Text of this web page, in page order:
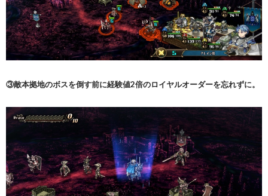
③敵本拠地のボスを倒す前に経験値2倍のロイヤルオーダーを忘れずに。